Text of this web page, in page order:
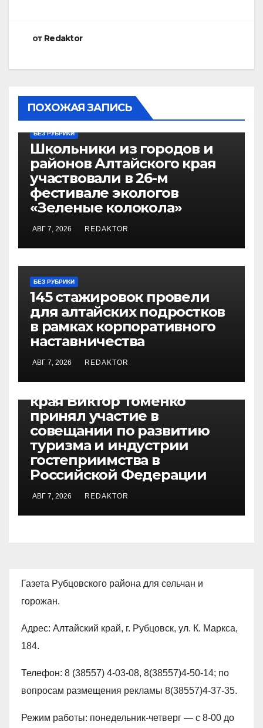
от Redaktor
ПОХОЖАЯ ЗАПИСЬ
БЕЗ РУБРИКИ
Школьники из городов и
районов Алтайского края
участвовали в 26-м
фестивале экологов
«Зеленые колокола»
АВГ 7, 2026 REDAKTOR
БЕЗ РУБРИКИ
145 стажировок провели
для алтайских подростков
в рамках корпоративного
наставничества
АВГ 7, 2026 REDAKTOR
Губернатор Алтайского
края Виктор Томенко
принял участие в
совещании по развитию
туризма и индустрии
гостеприимства в
Российской Федерации
АВГ 7, 2026 REDAKTOR
Газета Рубцовского района для сельчан и
горожан.
Адрес: Алтайский край, г. Рубцовск, ул. К. Маркса,
184.
Телефон: 8 (38557) 4-03-08, 8(38557)4-50-14; по
вопросам размещения рекламы 8(38557)4-37-35.
Режим работы: понедельник-четверг — с 8-00 до